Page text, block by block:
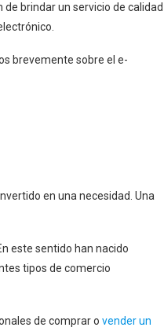
brindar un servicio de calidad
brevemente sobre el e-
en una necesidad. Una
este sentido han nacido
tipos de comercio
de comprar o vender un